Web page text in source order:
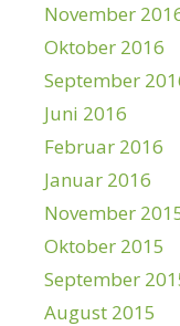
November
Oktober 2016
September
Juni 2016
Februar 2016
Januar 2016
November
Oktober 2015
September
August 2015